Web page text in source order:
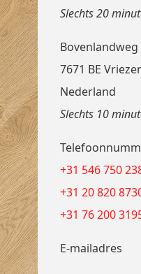
Slechts 20
Bovenlandweg
7671 BE
Nederland
Slechts 10
+31 546 750
+31 20 820
+31 76 200
E-mailadres